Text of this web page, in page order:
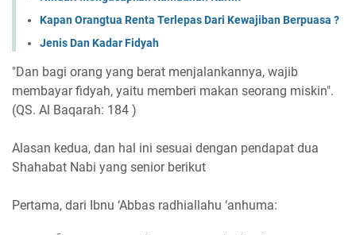
Kapan Orangtua Renta Terlepas Dari Kewajiban Berpuasa ?
Jenis Dan Kadar Fidyah
"Dan bagi orang yang berat menjalankannya, wajib
membayar fidyah, yaitu memberi makan seorang miskin".
(QS. Al Baqarah: 184 )
Alasan kedua, dan hal ini sesuai dengan pendapat dua
Shahabat Nabi yang senior berikut
Pertama, dari Ibnu ‘Abbas radhiallahu ‘anhuma: